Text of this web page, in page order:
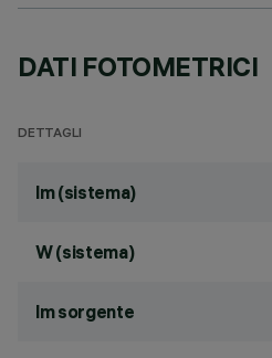
DATI FOTOMETRICI
DETTAGLI
lm (sistema)
W (sistema)
lm sorgente